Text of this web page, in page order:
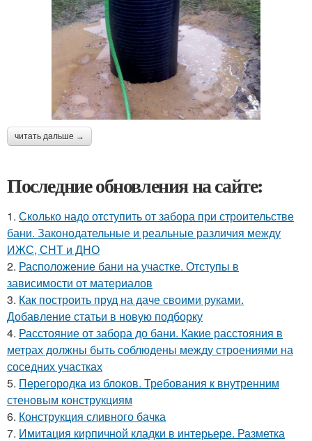
читать дальше →
Последние обновления на сайте:
1. Сколько надо отступить от забора при строительстве
бани. Законодательные и реальные различия между
ИЖС, СНТ и ДНО
2. Расположение бани на участке. Отступы в
зависимости от материалов
3. Как построить пруд на даче своими руками.
Добавление статьи в новую подборку
4. Расстояние от забора до бани. Какие расстояния в
метрах должны быть соблюдены между строениями на
соседних участках
5. Перегородка из блоков. Требования к внутренним
стеновым конструкциям
6. Конструкция сливного бачка
7. Имитация кирпичной кладки в интерьере. Разметка